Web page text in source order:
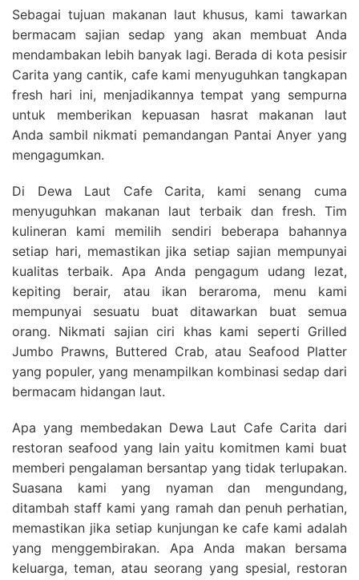
Sebagai tujuan makanan laut khusus, kami tawarkan
bermacam sajian sedap yang akan membuat Anda
mendambakan lebih banyak lagi. Berada di kota pesisir
Carita yang cantik, cafe kami menyuguhkan tangkapan
fresh hari ini, menjadikannya tempat yang sempurna
untuk memberikan kepuasan hasrat makanan laut
Anda sambil nikmati pemandangan Pantai Anyer yang
mengagumkan.
Di Dewa Laut Cafe Carita, kami senang cuma
menyuguhkan makanan laut terbaik dan fresh. Tim
kulineran kami memilih sendiri beberapa bahannya
setiap hari, memastikan jika setiap sajian mempunyai
kualitas terbaik. Apa Anda pengagum udang lezat,
kepiting berair, atau ikan beraroma, menu kami
mempunyai sesuatu buat ditawarkan buat semua
orang. Nikmati sajian ciri khas kami seperti Grilled
Jumbo Prawns, Buttered Crab, atau Seafood Platter
yang populer, yang menampilkan kombinasi sedap dari
bermacam hidangan laut.
Apa yang membedakan Dewa Laut Cafe Carita dari
restoran seafood yang lain yaitu komitmen kami buat
memberi pengalaman bersantap yang tidak terlupakan.
Suasana kami yang nyaman dan mengundang,
ditambah staff kami yang ramah dan penuh perhatian,
memastikan jika setiap kunjungan ke cafe kami adalah
yang menggembirakan. Apa Anda makan bersama
keluarga, teman, atau seorang yang spesial, restoran